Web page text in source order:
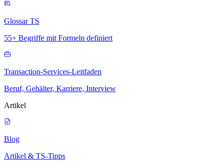
Glossar TS
55+ Begriffe mit Formeln definiert
Transaction-Services-Leitfaden
Beruf, Gehälter, Karriere, Interview
Artikel
Blog
Artikel & TS-Tipps